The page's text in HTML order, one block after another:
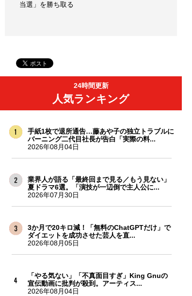
当選」を勝ち取る
24時間更新
人気ランキング
手紙1枚で退所通告…藤あや子の独立トラブルに
バーニング二代目社長が告白「実際の料...
2026年08月04日
業界人が語る「最終回まで見る／もう見ない」
夏ドラマ6選。「演技が一辺倒で主人公に...
2026年07月30日
3か月で20キロ減！「無料のChatGPTだけ」で
ダイエットを成功させた芸人を直...
2026年08月05日
「やる気ない」「不真面目すぎ」King Gnuの
宣伝動画に批判が殺到。アーティス...
2026年08月04日